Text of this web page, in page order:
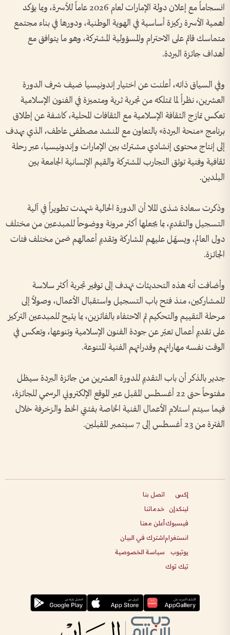
انسجاماً مع إعلان دولة الإمارات لعام 2026 عاماً للأسرة، وبما يؤكد
أهمية الأسرة ركيزة أساسية في الهوية الوطنية، ودورها في بناء مجتمع
متماسك قائم على الاحترام والمسؤولية المشتركة، وهو ما يتوافق مع
أهداف جائزة البردة.
وفي السياق ذاته، أعلنت عن اختيار إندونيسيا ضيف شرف الدورة
العشرين، نظراً لما تمتلكه من تجربة ثرية ومتميزة في الفنون الإسلامية
تعكس تمازج الثقافة الإسلامية مع الثقافات المحلية، كاشفة عن إطلاق
برنامج «منحة البردة» بالتعاون مع المنشد مصطفى عاطف، الذي يهدف
إلى إنتاج محتوى إنشادي مشترك بين الإمارات وإندونيسيا، عبر رحلة
ثقافية وفنية توثق التجارب المشتركة والقيم الإنسانية الجامعة بين
البلدين.
وذكرت سعادة شذى الملا أن الدورة الحالية شهدت تطويراً في آلية
التسجيل والتقديم، بما يجعلها أكثر مرونة ووضوحاً للمبدعين من مختلف
دول العالم، ويسهّل عليهم المشاركة وتقديم أعمالهم ضمن مختلف فئات
الجائزة.
وأضافت أنه هذه التحديثات تهدف إلى توفير تجربة أكثر سلاسة
للمشاركين، منذ فتح باب التسجيل واستقبال الأعمال، وصولاً إلى
مرحلة التقييم والتحكيم ثم الاحتفاء بالفائزين، بما يتيح للمبدعين التركيز
على تقديم أعمال تعبّر عن جودة الفنون الإسلامية وتنوعها، وتعكس في
الوقت نفسه مهاراتهم وقدراتهم الفنية المتنوعة.
جدير بالذكر أن باب التقديم للدورة العشرين من جائزة البردة سيظل
مفتوحاً حتى 22 أغسطس المقبل عبر الموقع الإلكتروني الرسمي للجائزة،
فيما سيتم استلام الأعمال الفنية الخاصة بفئتي الخط والزخرفة خلال
الفترة من 23 أغسطس إلى 7 سبتمبر المقبلين.
إكس
لينكدإن
فيسبوك
انستغرام
يوتيوب
تيك توك
اتصل بنا
خدماتنا
أعلن معنا
اشترك في البيان
سياسة الخصوصية